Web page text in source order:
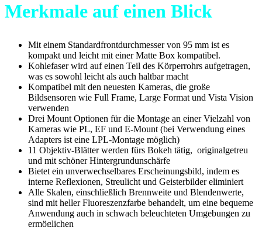
Merkmale auf einen Blick
Mit einem Standardfrontdurchmesser von 95 mm ist es
kompakt und leicht mit einer Matte Box kompatibel.
Kohlefaser wird auf einen Teil des Körperrohrs aufgetragen,
was es sowohl leicht als auch haltbar macht
Kompatibel mit den neuesten Kameras, die große
Bildsensoren wie Full Frame, Large Format und Vista Vision
verwenden
Drei Mount Optionen für die Montage an einer Vielzahl von
Kameras wie PL, EF und E-Mount (bei Verwendung eines
Adapters ist eine LPL-Montage möglich)
11 Objektiv-Blätter werden fürs Bokeh tätig, originalgetreu
und mit schöner Hintergrundunschärfe
Bietet ein unverwechselbares Erscheinungsbild, indem es
interne Reflexionen, Streulicht und Geisterbilder eliminiert
Alle Skalen, einschließlich Brennweite und Blendenwerte,
sind mit heller Fluoreszenzfarbe behandelt, um eine bequeme
Anwendung auch in schwach beleuchteten Umgebungen zu
ermöglichen